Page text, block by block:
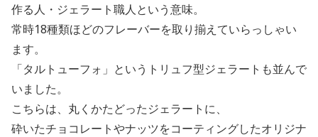
作る人・ジェラート職人という意味。
常時18種類ほどのフレーバーを取り揃えていらっしゃい
ます。
「タルトューフォ」というトリュフ型ジェラートも並んで
いました。
こちらは、丸くかたどったジェラートに、
砕いたチョコレートやナッツをコーティングしたオリジナ